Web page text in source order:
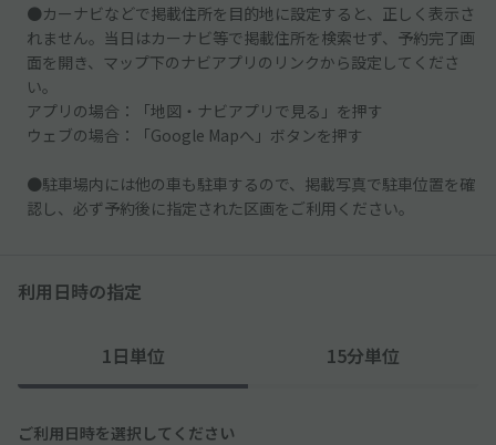
●カーナビなどで掲載住所を目的地に設定すると、正しく表示さ
れません。当日はカーナビ等で掲載住所を検索せず、予約完了画
面を開き、マップ下のナビアプリのリンクから設定してくださ
い。
アプリの場合：「地図・ナビアプリで見る」を押す
ウェブの場合：「Google Mapへ」ボタンを押す
●駐車場内には他の車も駐車するので、掲載写真で駐車位置を確
認し、必ず予約後に指定された区画をご利用ください。
利用日時の指定
1日単位 15分単位
ご利用日時を選択してください